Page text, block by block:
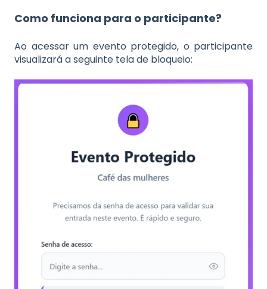
Como funciona para o participante?
Ao acessar um evento protegido, o participante
visualizará a seguinte tela de bloqueio: